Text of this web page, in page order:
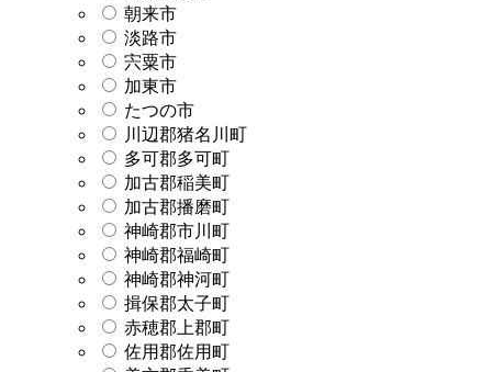
朝来市
淡路市
宍粟市
加東市
たつの市
川辺郡猪名川町
多可郡多可町
加古郡稲美町
加古郡播磨町
神崎郡市川町
神崎郡福崎町
神崎郡神河町
揖保郡太子町
赤穂郡上郡町
佐用郡佐用町